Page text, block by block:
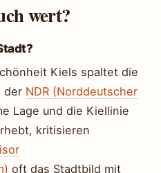
wert?
Kiels spaltet die
der NDR (Norddeutscher
Lage und die Kiellinie
kritisieren
oft das Stadtbild mit